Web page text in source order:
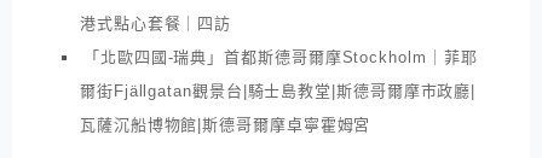
港式點心套餐｜四訪
「北歐四國-瑞典」首都斯德哥爾摩Stockholm｜菲耶
爾街Fjällgatan觀景台|騎士島教堂|斯德哥爾摩市政廳|
瓦薩沉船博物館|斯德哥爾摩卓寧霍姆宮